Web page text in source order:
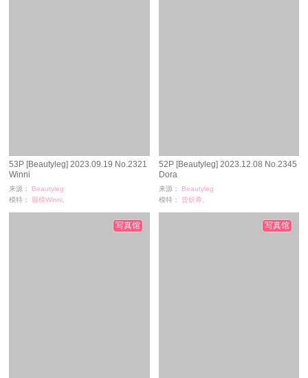
53P [Beautyleg] 2023.09.19 No.2321
Winni
来源：
Beautyleg
模特：
腿模Winni,
52P [Beautyleg] 2023.12.08 No.2345
Dora
来源：
Beautyleg
模特：
曾妍希,
写真馆 写真馆